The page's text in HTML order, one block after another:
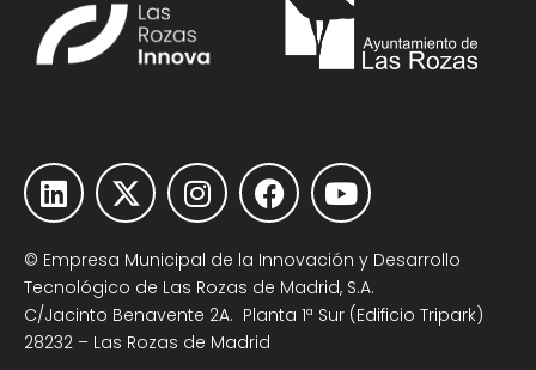
© Empresa Municipal de la Innovación y Desarrollo
Tecnológico de Las Rozas de Madrid, S.A.
C/Jacinto Benavente 2A. Planta 1ª Sur (Edificio Tripark)
28232 – Las Rozas de Madrid